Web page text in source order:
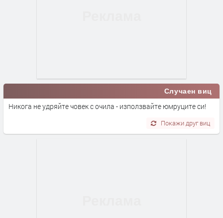
Случаен виц
Никога не удряйте човек с очила - използвайте юмруците си!
Покажи друг виц